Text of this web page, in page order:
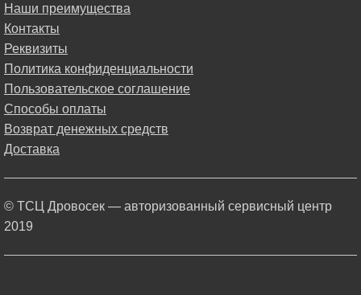
Наши преимущества
Контакты
Реквизиты
Политика конфиденциальности
Пользовательское соглашение
Способы оплаты
Возврат денежных средств
Доставка
© ТСЦ Дровосек — авторизованный сервисный центр
2019